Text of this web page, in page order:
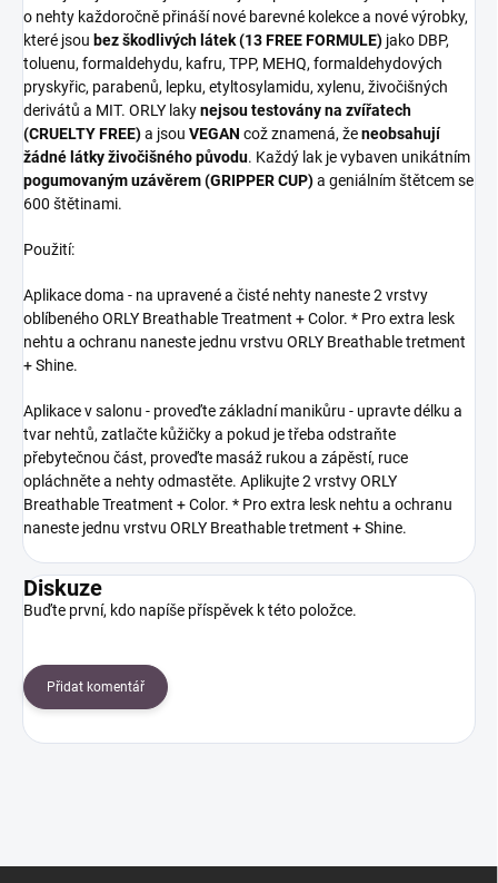
o nehty každoročně přináší nové barevné kolekce a nové výrobky,
které jsou bez škodlivých látek (13 FREE FORMULE) jako DBP,
toluenu, formaldehydu, kafru, TPP, MEHQ, formaldehydových
pryskyřic, parabenů, lepku, etyltosylamidu, xylenu, živočišných
derivátů a MIT. ORLY lakynejsou testovány na zvířatech
(CRUELTY FREE)a jsou VEGAN což znamená, ženeobsahují
žádné látky živočišného původu. Každý lak je vybaven unikátním
pogumovaným uzávěrem (GRIPPER CUP)a geniálním štětcem se
600 štětinami.
Použití:
Aplikace doma - na upravené a čisté nehty naneste 2 vrstvy
oblíbeného ORLY Breathable Treatment + Color. * Pro extra lesk
nehtu a ochranu naneste jednu vrstvu ORLY Breathable tretment
+ Shine.
Aplikace v salonu - proveďte základní manikůru - upravte délku a
tvar nehtů, zatlačte kůžičky a pokud je třeba odstraňte
přebytečnou část, proveďte masáž rukou a zápěstí, ruce
opláchněte a nehty odmastěte. Aplikujte 2 vrstvy ORLY
Breathable Treatment + Color. * Pro extra lesk nehtu a ochranu
naneste jednu vrstvu ORLY Breathable tretment + Shine.
Diskuze
Buďte první, kdo napíše příspěvek k této položce.
Přidat komentář